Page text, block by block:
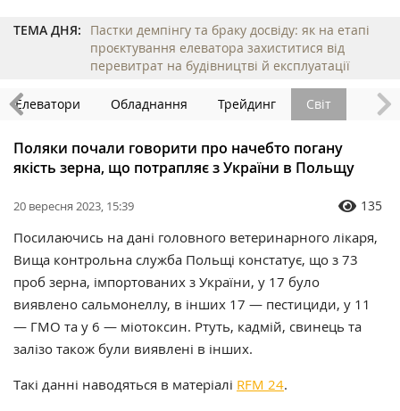
ТЕМА ДНЯ:
Пастки демпінгу та браку досвіду: як на етапі
проєктування елеватора захиститися від
перевитрат на будівництві й експлуатації
Елеватори Обладнання Трейдинг Світ
Поляки почали говорити про начебто погану
якість зерна, що потрапляє з України в Польщу
20 вересня 2023, 15:39 135
Посилаючись на дані головного ветеринарного лікаря,
Вища контрольна служба Польщі констатує, що з 73
проб зерна, імпортованих з України, у 17 було
виявлено сальмонеллу, в інших 17 — пестициди, у 11
— ГМО та у 6 — міотоксин. Ртуть, кадмій, свинець та
залізо також були виявлені в інших.
Такі данні наводяться в матеріалі RFM 24.